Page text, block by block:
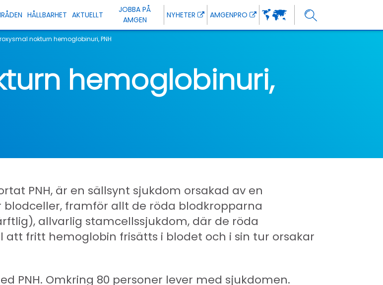
HÅLLBARHET AKTUELLT
JOBBA PÅ
AMGEN
NYHETER AMGENPRO
nokturn hemoglobinuri, PNH
hemoglobinuri,
PNH, är en sällsynt sjukdom orsakad av en
framför allt de röda blodkropparna
allvarlig stamcellssjukdom, där de röda
att fritt hemoglobin frisätts i blodet och i sin tur orsakar
PNH. Omkring 80 personer lever med sjukdomen.